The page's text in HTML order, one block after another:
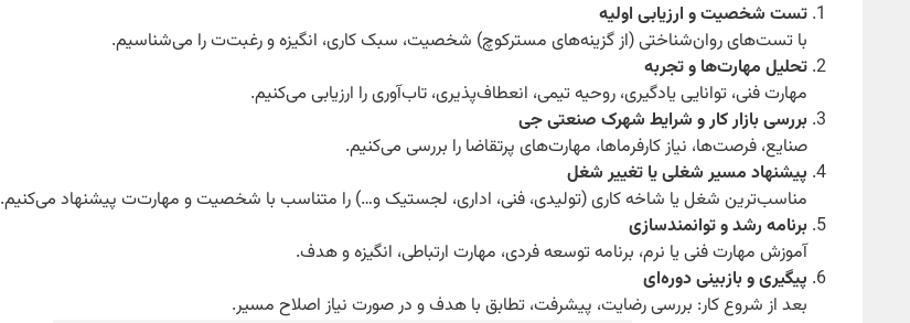
تست شخصیت و ارزیابی اولیه
با تست‌های روان‌شناختی (از گزینه‌های مسترکوچ) شخصیت، سبک کاری، انگیزه و رغبت‌ت را می‌شناسیم.
تحلیل مهارت‌ها و تجربه
مهارت فنی، توانایی یادگیری، روحیه تیمی، انعطاف‌پذیری، تاب‌آوری را ارزیابی می‌کنیم.
بررسی بازار کار و شرایط شهرک صنعتی جی
صنایع، فرصت‌ها، نیاز کارفرماها، مهارت‌های پرتقاضا را بررسی می‌کنیم.
پیشنهاد مسیر شغلی یا تغییر شغل
مناسب‌ترین شغل یا شاخه کاری (تولیدی، فنی، اداری، لجستیک و…) را متناسب با شخصیت و مهارت‌ت پیشنهاد می‌کنیم.
برنامه رشد و توانمندسازی
آموزش مهارت فنی یا نرم، برنامه توسعه فردی، مهارت ارتباطی، انگیزه و هدف.
پیگیری و بازبینی دوره‌ای
بعد از شروع کار: بررسی رضایت، پیشرفت، تطابق با هدف و در صورت نیاز اصلاح مسیر.